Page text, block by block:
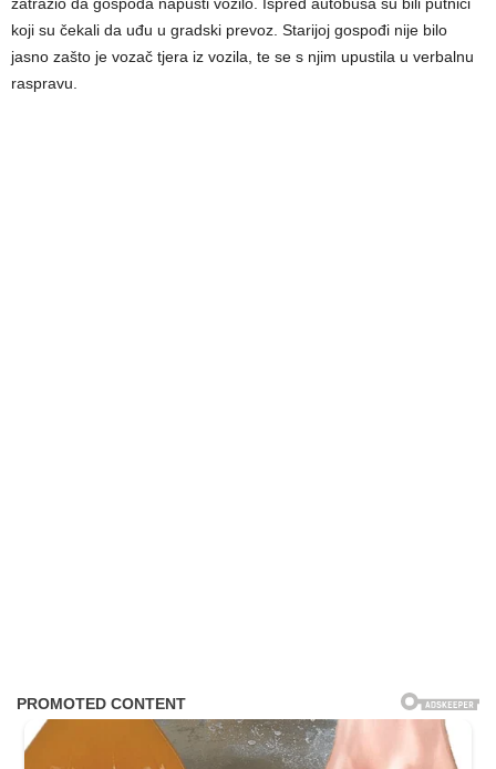
koji su čekali da uđu u gradski prevoz. Starijoj gospođi nije bilo
jasno zašto je vozač tjera iz vozila, te se s njim upustila u verbalnu
raspravu.